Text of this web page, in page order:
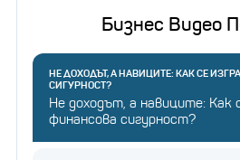
Бизнес Видео
НЕ ДОХОДЪТ, А НАВИЦИТЕ: КАК СЕ
СИГУРНОСТ?
Не доходът, а навиците: Как
финансова сигурност?